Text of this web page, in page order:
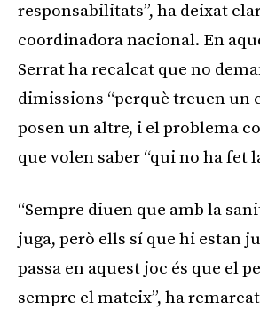
responsabilitats”, ha deixat
coordinadora nacional. En
Serrat ha recalcat que no
dimissions “perquè treuen un
posen un altre, i el problema
que volen saber “qui no ha fet
“Sempre diuen que amb la
juga, però ells sí que hi estan
passa en aquest joc és que el
sempre el mateix”, ha